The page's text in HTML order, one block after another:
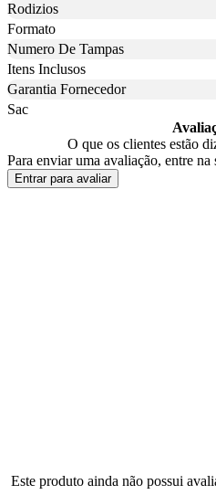
Rodizios
Formato
Numero De Tampas
Itens Inclusos
Garantia Fornecedor
Sac
O que os clientes estão
Para enviar uma avaliação, entre na
Entrar para avaliar
Este produto ainda não possui